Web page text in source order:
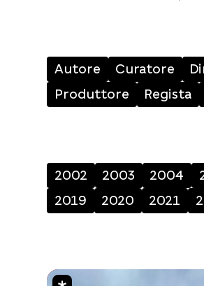
Autore Curatore
Produttore
Regista
2002 2003 2004
2019
2020 2021